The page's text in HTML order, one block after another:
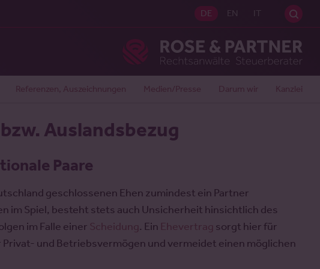
DE EN IT
Referenzen, Auszeichnungen Medien/Presse Darum wir Kanzlei
Auslandsbezug
Paare
geschlossenen Ehen zumindest ein Partner
im Spiel, besteht stets auch Unsicherheit hinsichtlich des
im Falle einer Scheidung. Ein Ehevertrag sorgt hier für
und Betriebsvermögen und vermeidet einen möglichen